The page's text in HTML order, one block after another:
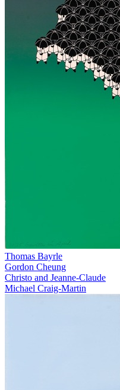
Thomas Bayrle
Gordon Cheung
Christo and Jeanne-Claude
Michael Craig-Martin